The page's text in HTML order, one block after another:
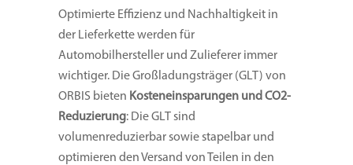
Optimierte Effizienz und Nachhaltigkeit in
der Lieferkette werden für
Automobilhersteller und Zulieferer immer
wichtiger. Die Großladungsträger (GLT) von
ORBIS bieten Kosteneinsparungen und CO2-
Reduzierung: Die GLT sind
volumenreduzierbar sowie stapelbar und
optimieren den Versand von Teilen in den